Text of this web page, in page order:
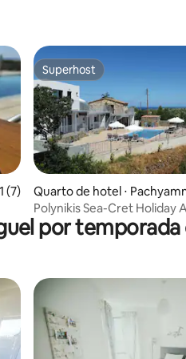
uma avaliação média de 5, 7
(7)
Superhost
Superhost
Quarto de hotel ⋅
Polynikis Sea-Cret Holiday
Pachyammos
por temporada